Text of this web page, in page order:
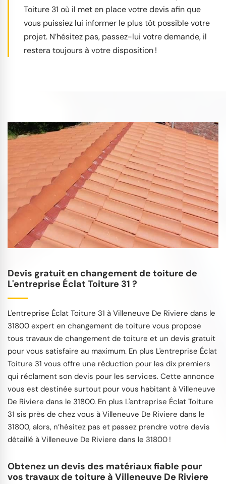
Toiture 31 où il met en place votre devis afin que
vous puissiez lui informer le plus tôt possible votre
projet. N’hésitez pas, passez-lui votre demande, il
restera toujours à votre disposition !
Devis gratuit en changement de toiture de
L'entreprise Éclat Toiture 31 ?
L'entreprise Éclat Toiture 31 à Villeneuve De Riviere dans le
31800 expert en changement de toiture vous propose
tous travaux de changement de toiture et un devis gratuit
pour vous satisfaire au maximum. En plus L'entreprise Éclat
Toiture 31 vous offre une réduction pour les dix premiers
qui réclament son devis pour les services. Cette annonce
vous est destinée surtout pour vous habitant à Villeneuve
De Riviere dans le 31800. En plus L'entreprise Éclat Toiture
31 sis près de chez vous à Villeneuve De Riviere dans le
31800, alors, n’hésitez pas et passez prendre votre devis
détaillé à Villeneuve De Riviere dans le 31800 !
Obtenez un devis des matériaux fiable pour
vos travaux de toiture à Villeneuve De Riviere